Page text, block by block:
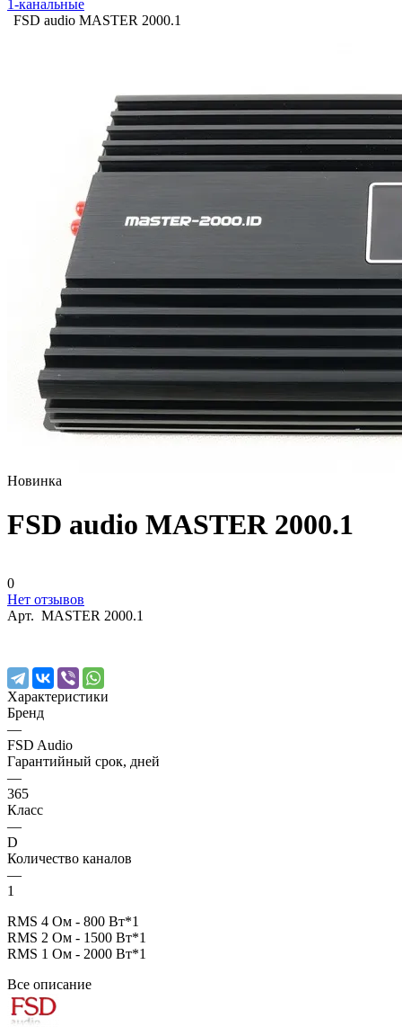
1-канальные
FSD audio MASTER 2000.1
Новинка
FSD audio MASTER 2000.1
0
Нет отзывов
Арт. MASTER 2000.1
Характеристики
Бренд
—
FSD Audio
Гарантийный срок, дней
—
365
Класс
—
D
Количество каналов
—
1
RMS 4 Ом - 800 Вт*1
RMS 2 Ом - 1500 Вт*1
RMS 1 Ом - 2000 Вт*1
Все описание